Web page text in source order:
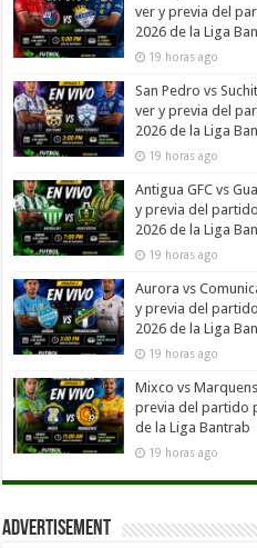
ver y previa del
2026 de la Liga
19 horas ago
San Pedro vs
ver y previa del
2026 de la Liga
19 horas ago
Antigua GFC vs
y previa del
2026 de la Liga
19 horas ago
Aurora vs
y previa del
2026 de la Liga
19 horas ago
Mixco vs
previa del partido
de la Liga Bantrab
19 horas ago
Advertisement